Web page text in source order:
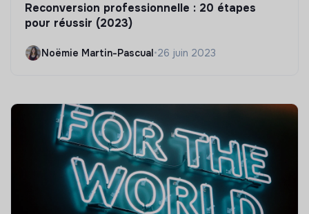
Reconversion professionnelle : 20 étapes
pour réussir (2023)
Noëmie Martin-Pascual•26 juin 2023